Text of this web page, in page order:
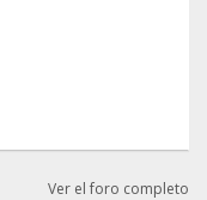
Ver el foro completo